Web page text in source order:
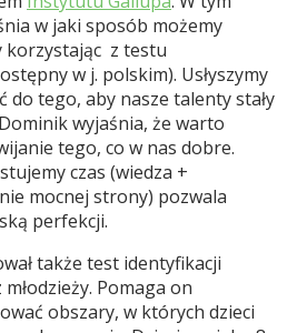
w jaki sposób możemy
korzystając z testu
w j. polskim). Usłyszymy
do tego, aby nasze talenty stały
wyjaśnia, że warto
tego, co w nas dobre.
czas (wiedza +
mocnej strony) pozwala
perfekcji.
także test identyfikacji
Pomaga on
obszary, w których dzieci